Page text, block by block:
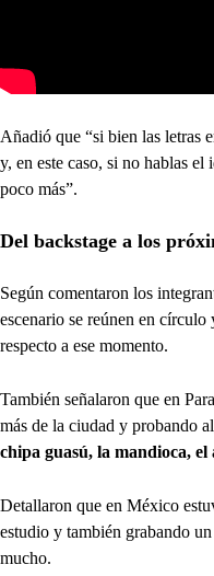
Añadió que “si bien las letras
y, en este caso, si no hablas
poco más”.
Del backstage a los
Según comentaron los
escenario se reúnen en
respecto a ese momento.
También señalaron que en
más de la ciudad y probando
chipa guasú, la mandioca, el
Detallaron que en México
estudio y también grabando
mucho.